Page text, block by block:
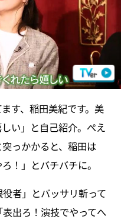
す、稲田美紀です。美
い」と自己紹介。ぺえ
っかかると、稲田は
！」とバチバチに。
者」とバッサリ斬って
出ろ！演技でやってへ